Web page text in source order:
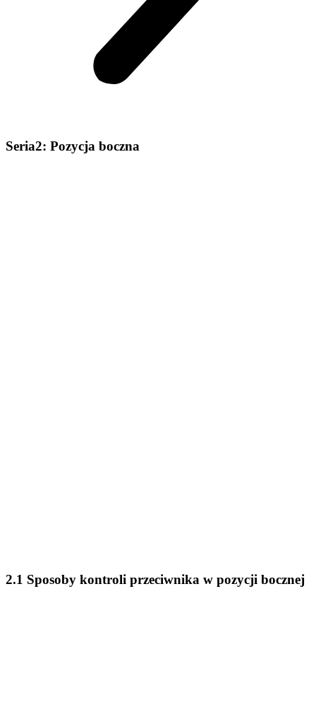
Seria2: Pozycja boczna
2.1 Sposoby kontroli przeciwnika w pozycji bocznej